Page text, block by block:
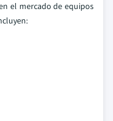
el mercado de equipos